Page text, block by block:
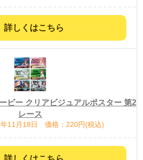
詳しくはこちら
ビー クリアビジュアルポスター 第2
レース
11月18日 価格：220円(税込)